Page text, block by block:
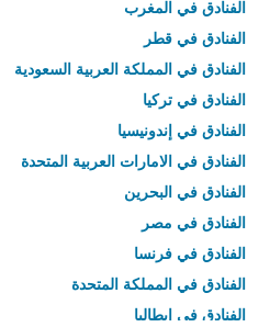
الفنادق في المغرب
الفنادق في قطر
الفنادق في المملكة العربية السعودية
الفنادق في تركيا
الفنادق في إندونيسيا
الفنادق في الامارات العربية المتحدة
الفنادق في البحرين
الفنادق في مصر
الفنادق في فرنسا
الفنادق في المملكة المتحدة
الفنادق في إيطاليا